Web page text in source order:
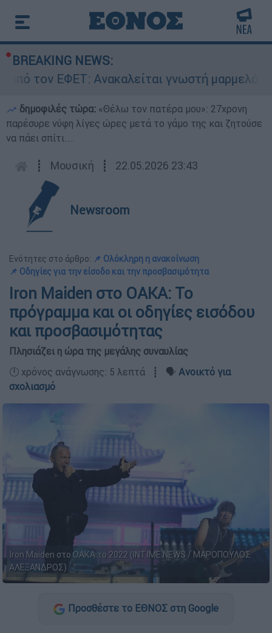
BREAKING NEWS:
Ανακαλείται γνωστή μαρμελάδα -
δημοφιλές τώρα: «Θέλω τον πατέρα μου»: 27χρονη
παρέσυρε νύφη λίγες ώρες μετά το γάμο της και ζητούσε
να πάει σπίτι...
┋ Μουσική ┋ 22.05.2026 23:43
Newsroom
Ενότητες στο άρθρο: 📌 Ολόκληρη η ανακοίνωση
📌 Οδηγίες για την είσοδο και την προσβασιμότητα
Iron Maiden στο ΟΑΚΑ: Το
πρόγραμμα και οι οδηγίες εισόδου
και προσβασιμότητας
Πλησιάζει η ώρα της μεγάλης συναυλίας
🕛 χρόνος ανάγνωσης: 5 λεπτά ┋ 🗣️ Ανοικτό για
σχολιασμό
Iron Maiden στο ΟΑΚΑ το 2022 (INTIME NEWS / ΜΑΡΟΠΟΥΛΟΣ
ΑΛΕΞΑΝΔΡΟΣ)
Προσθέστε το ΕΘΝΟΣ στη Google